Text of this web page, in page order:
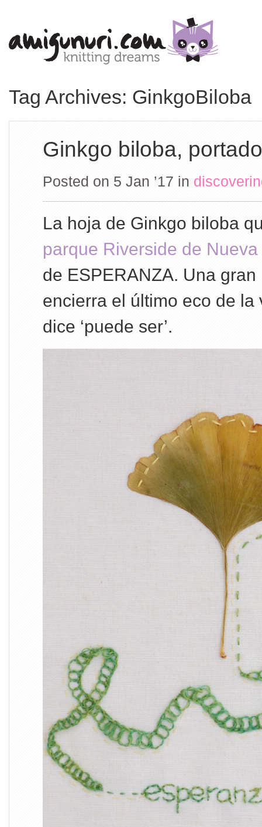
Tag Archives: GinkgoBiloba
Ginkgo biloba,
Posted on 5 Jan ’17 in
La hoja de Ginkgo biloba
parque Riverside de Nueva
de ESPERANZA. Una
encierra el último eco de la
dice ‘puede ser’.